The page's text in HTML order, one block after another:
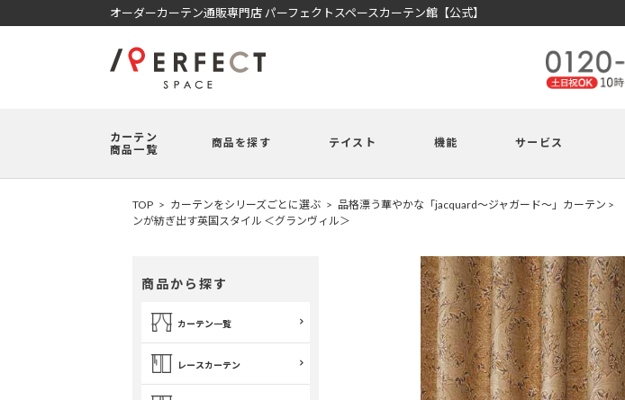
オーダーカーテン通販専門店 パーフェクトスペースカーテン館【公式】
カーテン
商品一覧
商品を探す テイスト 機能 サービス
TOP カーテンをシリーズごとに選ぶ 品格漂う華やかな「jacquard～ジャガード～」カーテン
ンが紡ぎ出す英国スタイル ＜グランヴィル＞
商品から探す
カーテン一覧
レースカーテン